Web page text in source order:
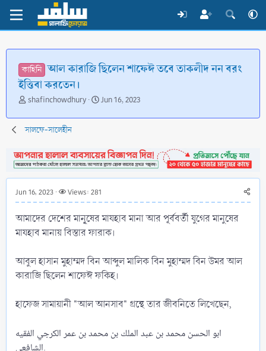
কাহিনি আল কারাজি ছিলেন শাফেঈ তবে তাকলীদ নন বরং
ইত্তিবা করতেন।
T
r
e
d
s
t
a
r
e
r
shafinchowdhury
S
a
d
a
t
e
Jun 16, 2023
সালফে-সালেহীন
Jun 16, 2023 Views: 281
আমাদের দেশের মানু্ষের মাযহাব মানা আর পূর্ববর্তী যুগের মানুষের
মাযহাব মানায় বিস্তার ফারাক।
আবুল হাসান মুহাম্মদ বিন আব্দুল মালিক বিন মুহাম্মদ বিন উমর আল
কারাজি ছিলেন শাফেঈ ফকিহ।
হাফেজ সামায়ানী "আল আনসাব" গ্রন্থে তার জীবনিতে লিখেছেন,
ابو الحسن محمد بن عبد الملك بن محمد بن عمر الكرجي الفقيه
الشافعي.